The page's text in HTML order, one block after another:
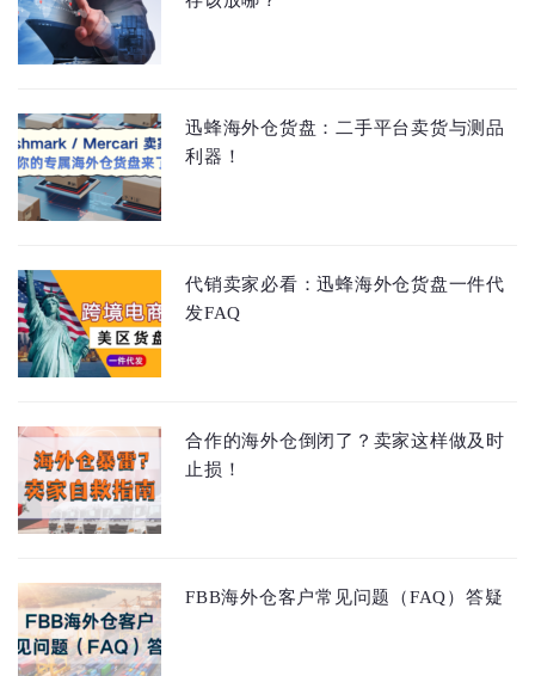
迅蜂海外仓货盘：二手平台卖货与测品
利器！
代销卖家必看：迅蜂海外仓货盘一件代
发FAQ
合作的海外仓倒闭了？卖家这样做及时
止损！
FBB海外仓客户常见问题（FAQ）答疑